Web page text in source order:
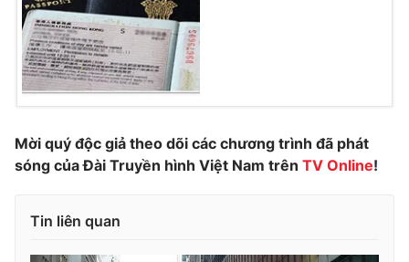
VTV Sức khoẻ Bất động sản
Thị trường 24h Tấm lòng Việt
VTV4 Vươn mình bằng AI
Liên hệ tòa soạn English
Mời quý độc giả theo dõi các chương trình đã phát
sóng của Đài Truyền hình Việt Nam trên TV Online!
Tin liên quan